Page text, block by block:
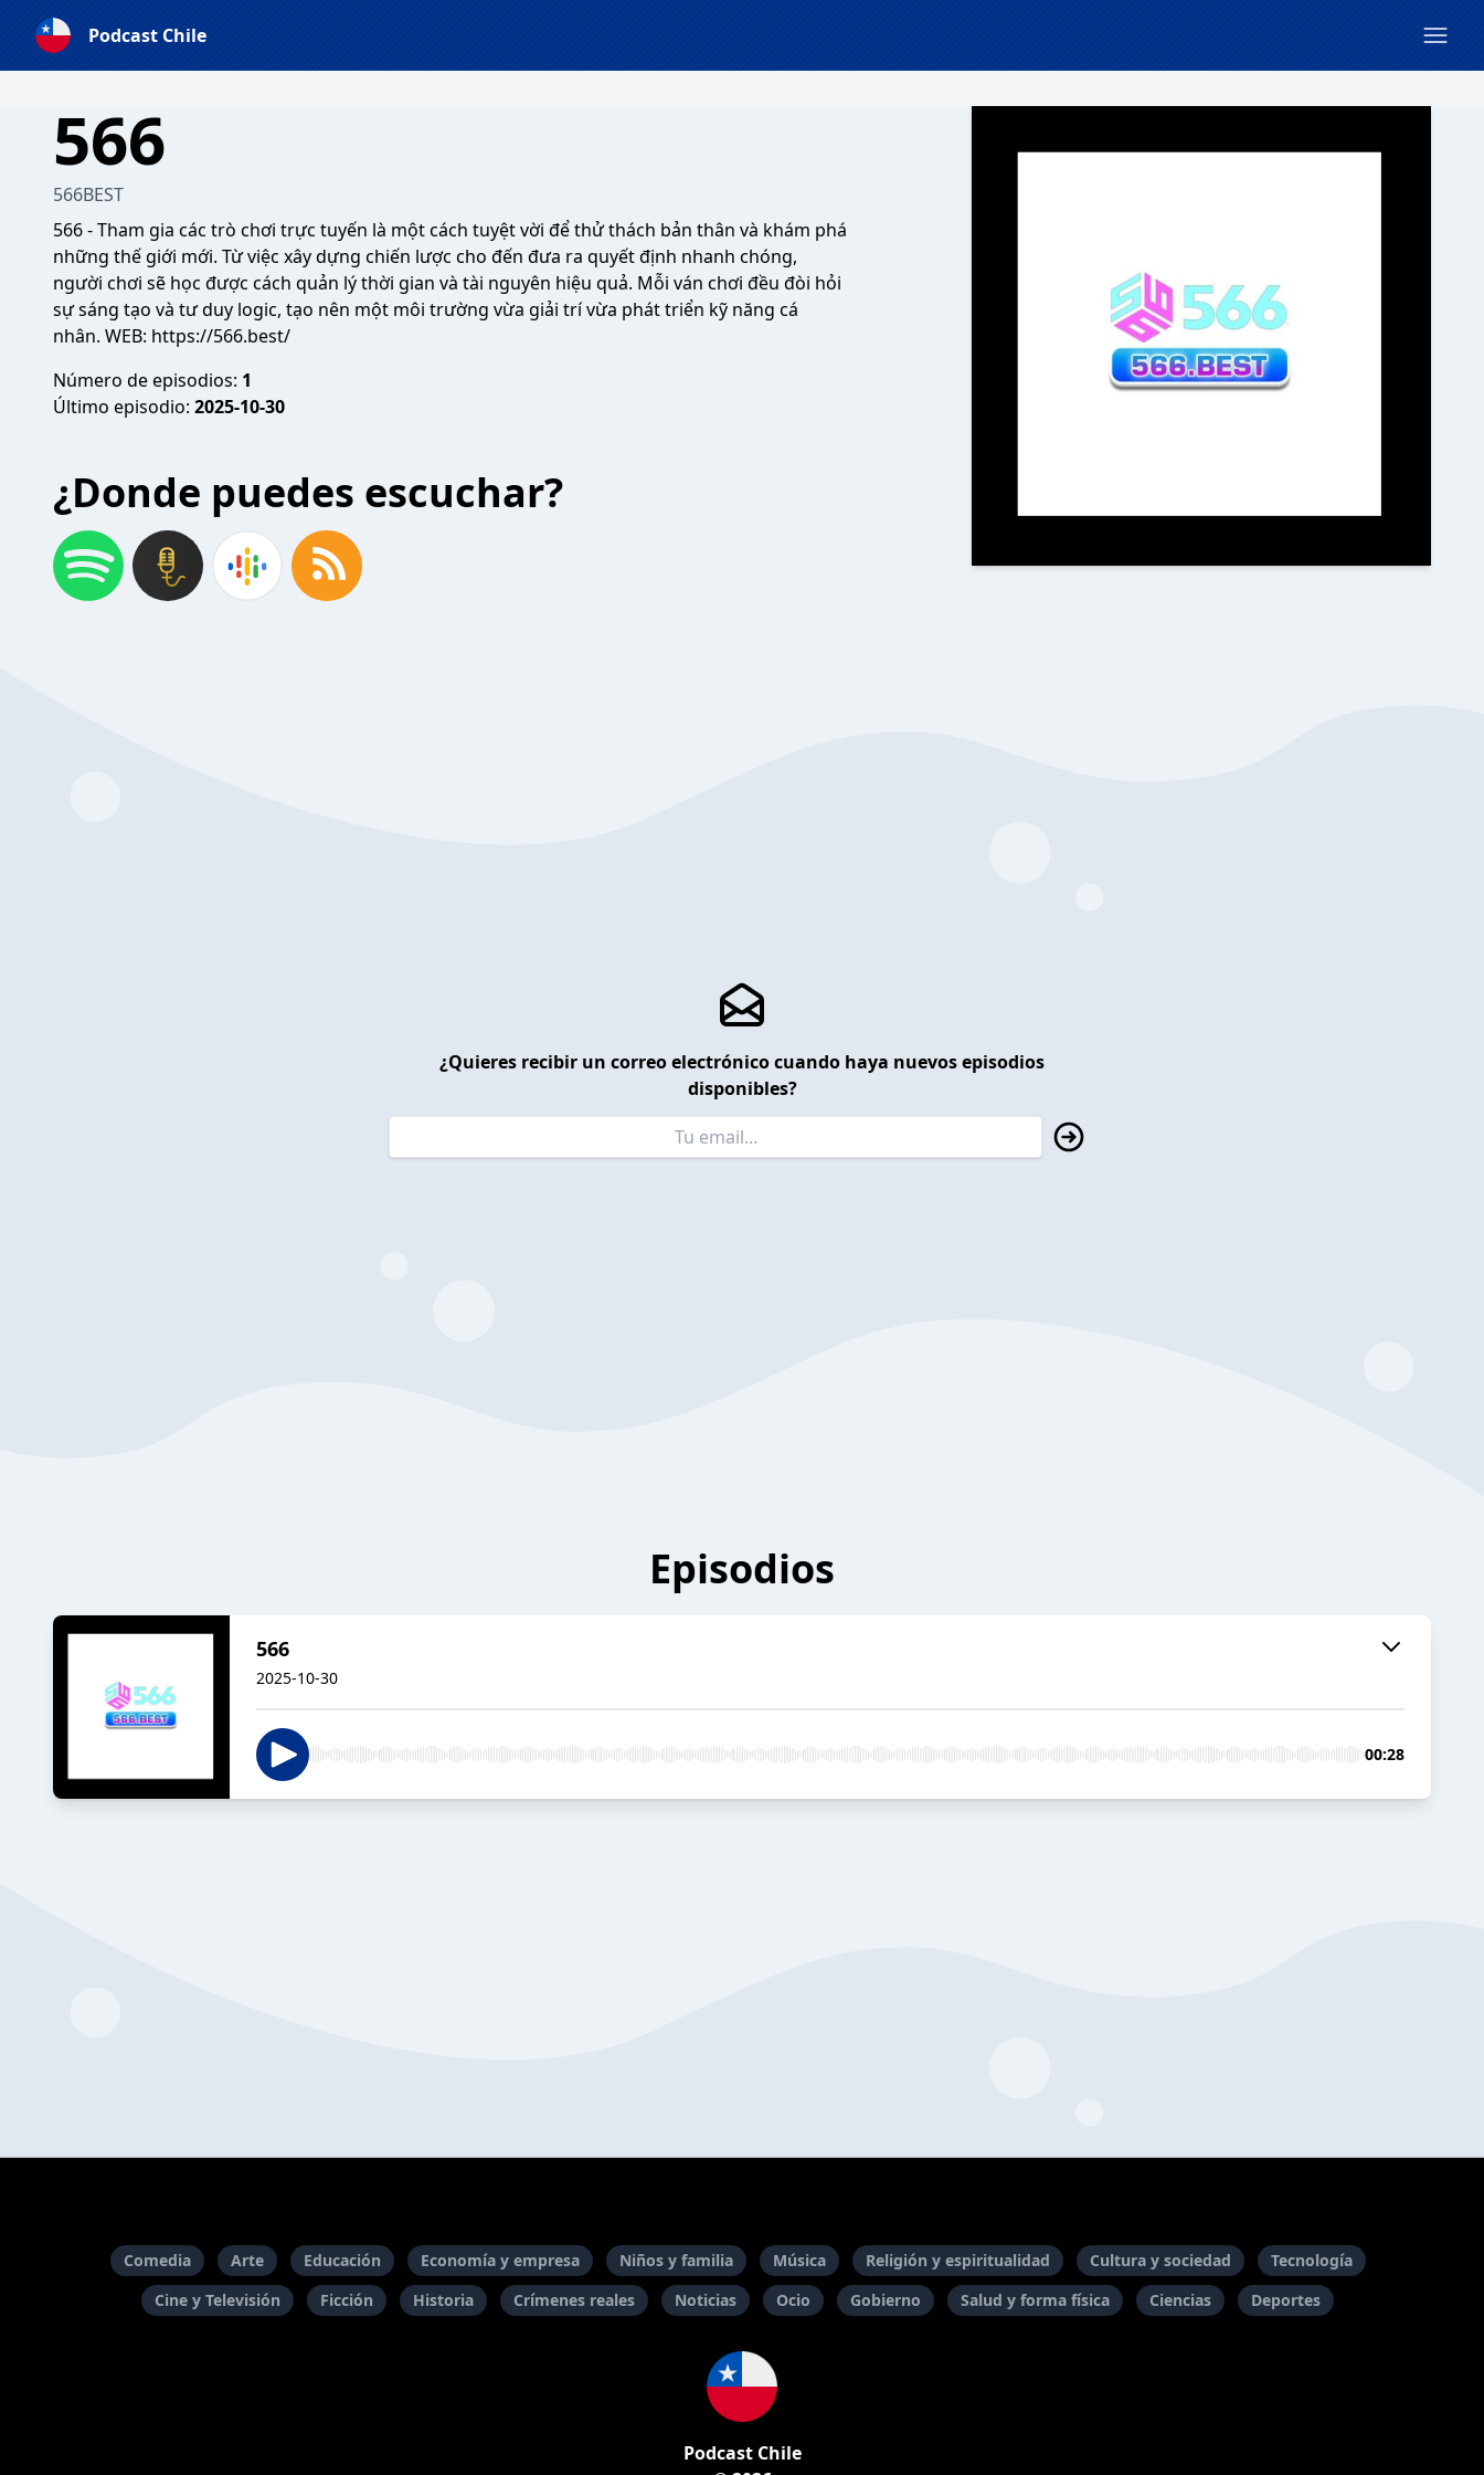
Podcast Chile
566
566BEST
566- Tham gia các trò chơi trực tuyến là một cách tuyệt vời để thử thách bản thân và khám phá
những thế giới mới. Từ việc xây dựng chiến lược cho đến đưa ra quyết định nhanh chóng,
người chơi sẽ học được cách quản lý thời gian và tài nguyên hiệu quả. Mỗi ván chơi đều đòi hỏi
sự sáng tạo và tư duy logic, tạo nên một môi trường vừa giải trí vừa phát triển kỹ năng cá
nhân. WEB: https://566.best/
Número de episodios: 1
Último episodio: 2025-10-30
¿Donde puedes escuchar?
¿Quieres recibir un correo electrónico cuando haya nuevos episodios
disponibles?
Episodios
566
2025-10-30
00:28
Comedia Arte Educación Economía y empresa Niños y familia Música Religión y espiritualidad Cultura y sociedad
Tecnología
Cine y Televisión
Ficción Historia Crímenes reales Noticias Ocio Gobierno Salud y forma física Ciencias Deportes
Podcast Chile